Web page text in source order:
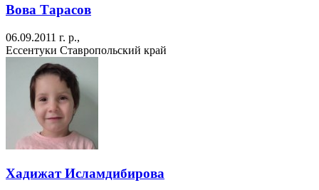
Вова Тарасов
06.09.2011 г. р.,
Ессентуки Ставропольский край
Хадижат Исламдибирова